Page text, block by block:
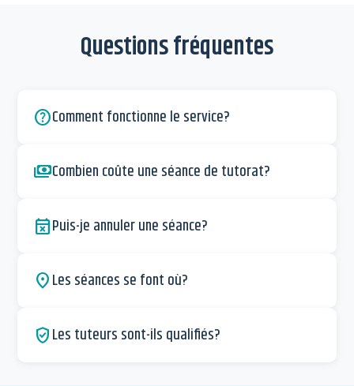
Questions fréquentes
helpComment fonctionne le service?
paymentsCombien coûte une séance de tutorat?
event_busyPuis-je annuler une séance?
location_onLes séances se font où?
verified_userLes tuteurs sont-ils qualifiés?